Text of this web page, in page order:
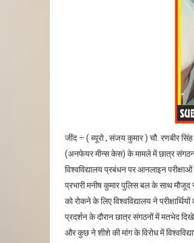
जींद ÷ ( ब्यूरो , संजय कुमार ) चौ. रणबीर सिंह
(अनफेयर मीन्स केस) के मामले में छात्र संगठन
विश्वविद्यालय प्रबंधन पर आनलाइन
प्रभारी मनीष कुमार पुलिस बल के साथ
को रोकने के लिए विश्वविद्यालय ने
प्रदर्शन के दौरान छात्र संगठनों में मतभेद
और कुछ ने शीशे की मांग के विरोध में